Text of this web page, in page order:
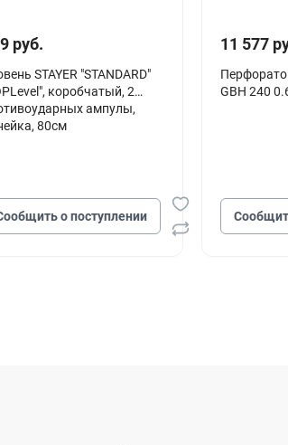
руб.
STAYER "STANDARD"
коробчатый, 2
ампулы,
80см
о поступлении
11 577
GBH 240